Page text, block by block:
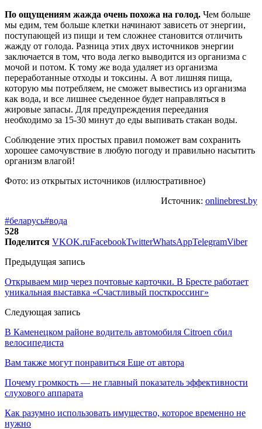
По ощущениям жажда очень похожа на голод. Чем больше
мы едим, тем больше клетки начинают зависеть от энергии,
поступающей из пищи и тем сложнее становится отличить
жажду от голода. Разница этих двух источников энергии
заключается в том, что вода легко выводится из организма с
мочой и потом. К тому же вода удаляет из организма
переработанные отходы и токсины. А вот лишняя пища,
которую мы потребляем, не сможет вывестись из организма
как вода, и все лишнее съеденное будет направляться в
жировые запасы. Для предупреждения переедания
необходимо за 15-30 минут до еды выпивать стакан воды.
Соблюдение этих простых правил поможет вам сохранить
хорошее самочувствие в любую погоду и правильно насытить
организм влагой!
Фото: из открытых источников (иллюстративное)
Источник: onlinebrest.by
#беларусь#вода
528
Поделится VKOK.ruFacebookTwitterWhatsAppTelegramViber
Предыдущая запись
Открываем мир через почтовые карточки. В Бресте работает
уникальная выставка «Счастливый посткроссинг»
Следующая запись
В Каменецком районе водитель автомобиля Citroen сбил
велосипедиста
Вам также могут понравиться Еще от автора
Почему громкость — не главный показатель эффективности
слухового аппарата
Как разумно использовать имущество, которое временно не
нужно